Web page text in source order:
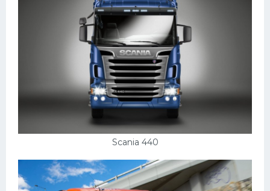
Scania 440